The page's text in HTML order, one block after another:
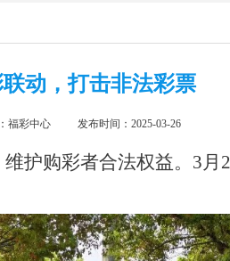
动，打击非法彩票
福彩中心 发布时间：2025-03-26
维护购彩者合法权益。3月